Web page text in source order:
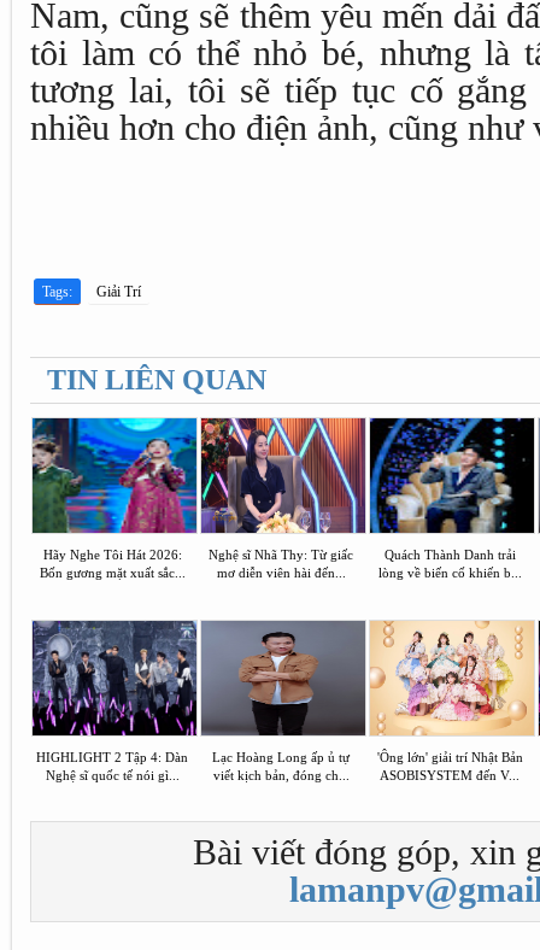
Nam, cũng sẽ thêm yêu mến dải
tôi làm có thể nhỏ bé, nhưng là
tương lai, tôi sẽ tiếp tục cố gắng
nhiều hơn cho điện ảnh, cũng như
Tags: Giải Trí
TIN LIÊN QUAN
Hãy Nghe Tôi Hát 2026:
Bốn gương mặt xuất sắc...
Nghệ sĩ Nhã Thy: Từ giấc
mơ diễn viên hài đến...
Quách Thành Danh trải
lòng về biến cố khiến b...
HIGHLIGHT 2 Tập 4: Dàn
Nghệ sĩ quốc tế nói gì...
Lạc Hoàng Long ấp ủ tự
viết kịch bản, đóng ch...
'Ông lớn' giải trí Nhật Bản
ASOBISYSTEM đến V...
Bài viết đóng góp, xin